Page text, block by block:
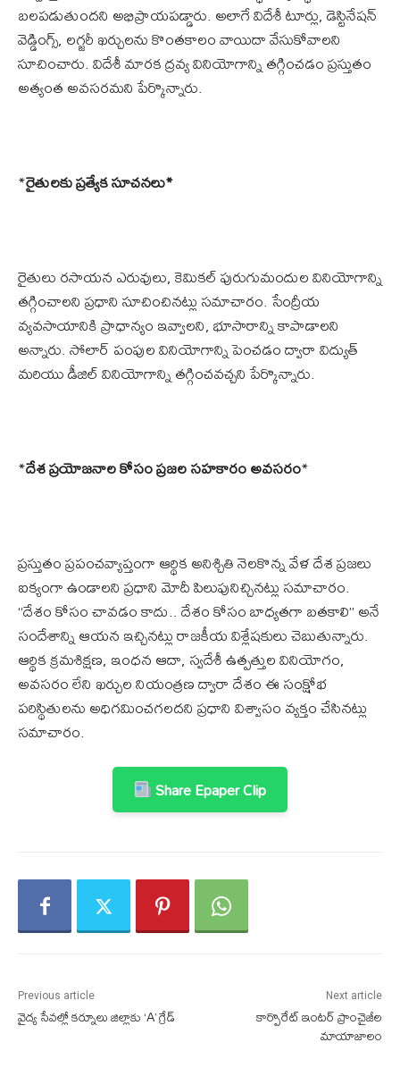
బలపడుతుందని అభిప్రాయపడ్డారు. అలాగే విదేశీ టూర్లు, డెస్టినేషన్
వెడ్డింగ్స్, లగ్జరీ ఖర్చులను కొంతకాలం వాయిదా వేసుకోవాలని
సూచించారు. విదేశీ మారక ద్రవ్య వినియోగాన్ని తగ్గించడం ప్రస్తుతం
అత్యంత అవసరమని పేర్కొన్నారు.
*రైతులకు ప్రత్యేక సూచనలు*
రైతులు రసాయన ఎరువులు, కెమికల్ పురుగుమందుల వినియోగాన్ని
తగ్గించాలని ప్రధాని సూచించినట్లు సమాచారం. సేంద్రీయ
వ్యవసాయానికి ప్రాధాన్యం ఇవ్వాలని, భూసారాన్ని కాపాడాలని
అన్నారు. సోలార్ పంపుల వినియోగాన్ని పెంచడం ద్వారా విద్యుత్
మరియు డీజిల్ వినియోగాన్ని తగ్గించవచ్చని పేర్కొన్నారు.
*దేశ ప్రయోజనాల కోసం ప్రజల సహకారం అవసరం*
ప్రస్తుతం ప్రపంచవ్యాప్తంగా ఆర్థిక అనిశ్చితి నెలకొన్న వేళ దేశ ప్రజలు
ఐక్యంగా ఉండాలని ప్రధాని మోదీ పిలుపునిచ్చినట్లు సమాచారం.
“దేశం కోసం చావడం కాదు.. దేశం కోసం బాధ్యతగా బతకాలి” అనే
సందేశాన్ని ఆయన ఇచ్చినట్లు రాజకీయ విశ్లేషకులు చెబుతున్నారు.
ఆర్థిక క్రమశిక్షణ, ఇంధన ఆదా, స్వదేశీ ఉత్పత్తుల వినియోగం,
అవసరం లేని ఖర్చుల నియంత్రణ ద్వారా దేశం ఈ సంక్షోభ
పరిస్థితులను అధిగమించగలదని ప్రధాని విశ్వాసం వ్యక్తం చేసినట్లు
సమాచారం.
Share Epaper Clip
Previous article
వైద్య సేవల్లో కర్నూలు జిల్లాకు ‘A’ గ్రేడ్
Next article
కార్పొరేట్ ఇంటర్ ప్రాంచైజీల
మాయాజాలం